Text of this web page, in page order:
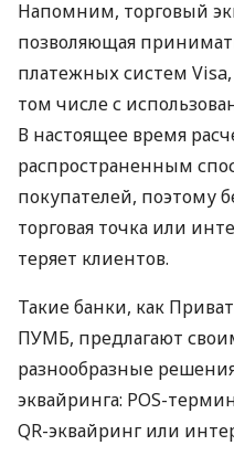
Напомним, торговый
позволяющая
платежных систем Visa,
том числе с
В настоящее время
распространенным
покупателей, поэтому
торговая точка или
теряет клиентов.
Такие банки, как
ПУМБ, предлагают
разнообразные
эквайринга: POS-
QR-эквайринг или